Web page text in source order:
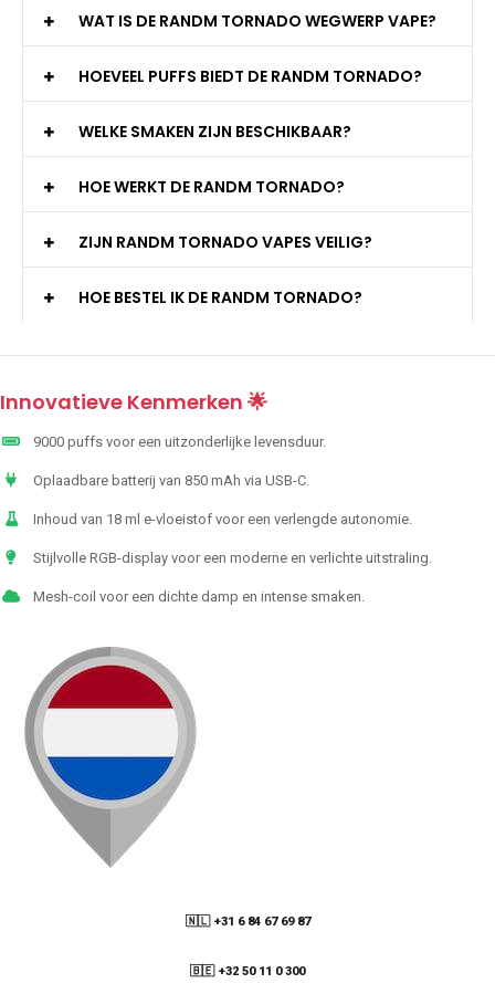
WAT IS DE RANDM TORNADO WEGWERP VAPE?
HOEVEEL PUFFS BIEDT DE RANDM TORNADO?
WELKE SMAKEN ZIJN BESCHIKBAAR?
HOE WERKT DE RANDM TORNADO?
ZIJN RANDM TORNADO VAPES VEILIG?
HOE BESTEL IK DE RANDM TORNADO?
Innovatieve Kenmerken 🌟
9000 puffs voor een uitzonderlijke levensduur.
Oplaadbare batterij van 850 mAh via USB-C.
Inhoud van 18 ml e-vloeistof voor een verlengde autonomie.
Stijlvolle RGB-display voor een moderne en verlichte uitstraling.
Mesh-coil voor een dichte damp en intense smaken.
🇳🇱 +31 6 84 67 69 87
🇧🇪 +32 50 11 0 300